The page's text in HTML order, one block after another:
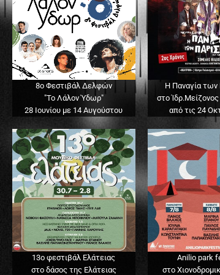
8ο Φεστιβάλ Δελφών
"Το Λάλον Ύδωρ"
28 Ιουνίου με 14 Αυγούστου
Η Παναγία των
στο
από τις 24
13o φεστιβάλ Ελάτειας
στο δάσος της Ελάτειας
Anilio park
στο